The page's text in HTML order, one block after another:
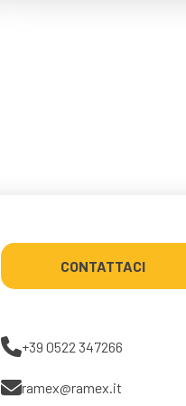
CONTATTACI
+39 0522 347266
ramex@ramex.it